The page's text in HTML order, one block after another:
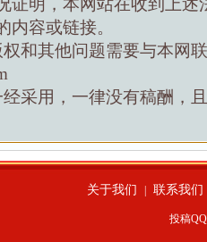
证明，本网站在收到上述
内容或链接。
和其他问题需要与本网
采用，一律没有稿酬，
关于我们 联系我们
投稿